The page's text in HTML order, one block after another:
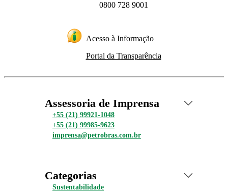
0800 728 9001
Acesso à Informação
Portal da Transparência
Assessoria de Imprensa
+55 (21) 99921-1048
+55 (21) 99985-9623
imprensa@petrobras.com.br
Categorias
Sustentabilidade